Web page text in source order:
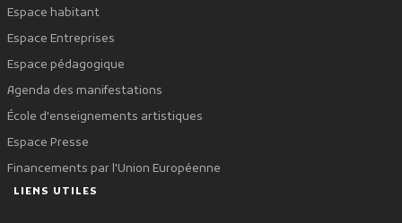
Espace habitant
Espace Entreprises
Espace pédagogique
Agenda des manifestations
École d'enseignements artistiques
Espace Presse
Financements par l'Union Européenne
LIENS UTILES